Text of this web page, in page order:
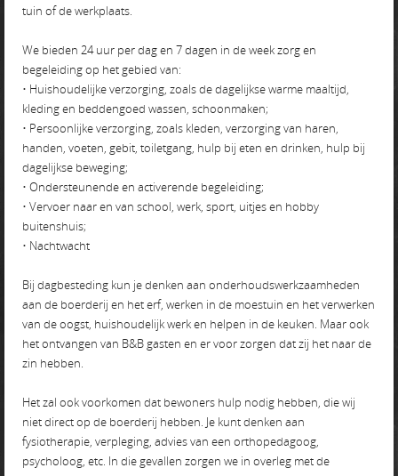
tuin of de werkplaats.
We bieden 24 uur per dag en 7 dagen in de week zorg en
begeleiding op het gebied van:
• Huishoudelijke verzorging, zoals de dagelijkse warme maaltijd,
kleding en beddengoed wassen, schoonmaken;
• Persoonlijke verzorging, zoals kleden, verzorging van haren,
handen, voeten, gebit, toiletgang, hulp bij eten en drinken, hulp bij
dagelijkse beweging;
• Ondersteunende en activerende begeleiding;
• Vervoer naar en van school, werk, sport, uitjes en hobby
buitenshuis;
• Nachtwacht
Bij dagbesteding kun je denken aan onderhoudswerkzaamheden
aan de boerderij en het erf, werken in de moestuin en het verwerken
van de oogst, huishoudelijk werk en helpen in de keuken. Maar ook
het ontvangen van B&B gasten en er voor zorgen dat zij het naar de
zin hebben.
Het zal ook voorkomen dat bewoners hulp nodig hebben, die wij
niet direct op de boerderij hebben. Je kunt denken aan
fysiotherapie, verpleging, advies van een orthopedagoog,
psycholoog, etc. In die gevallen zorgen we in overleg met de